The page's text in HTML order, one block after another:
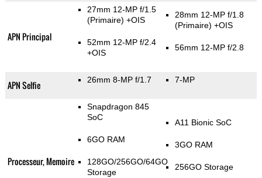
APN Principal
27mm 12-MP f/1.5
(Primaire) +OIS
52mm 12-MP f/2.4
+OIS
28mm 12-MP f/1.8
(Primaire) +OIS
56mm 12-MP f/2.8
APN Selfie 26mm 8-MP f/1.7 7-MP
Processeur, Memoire
Snapdragon 845
SoC
6GO RAM
128GO/256GO/64GO
Storage
A11 Bionic SoC
3GO RAM
256GO Storage